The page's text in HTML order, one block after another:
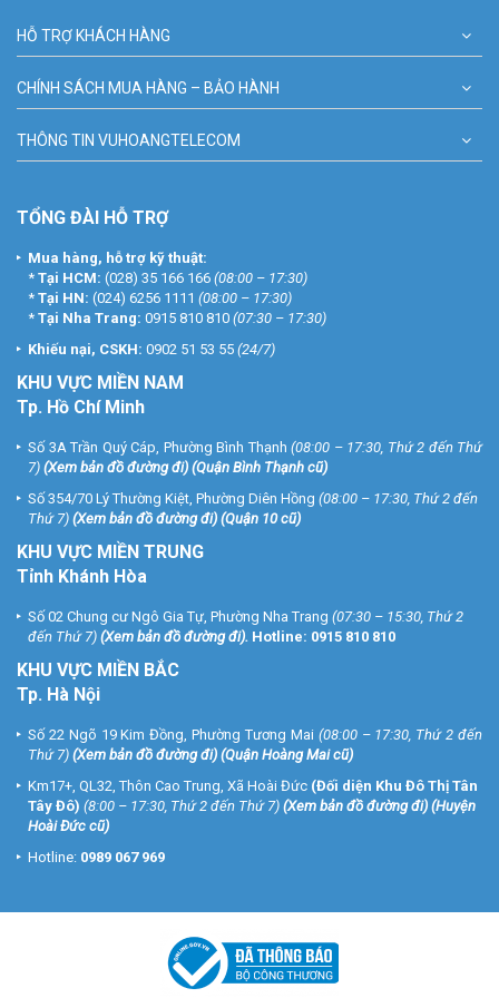
Khách hàng không nên mua những sản phẩm đó vì không kiểm tra
được chất lượng sản phẩm mình mua.
Quý khách hàng có nhu cầulắp đặt trọn bộ khóa cửa điện tử giá
rẻ giá rẻchính hãng, xin vui lòng liên hệ số Hotline 1900 9259 để
được tư vấn chu đáo nhất.
Website:https://vuhoangtelecom.vn/
Page Lắp Đặt Camera Quan Sát:
https://www.facebook.com/lapdatcameragiamsatvhs
HỖ TRỢ KHÁCH HÀNG
CHÍNH SÁCH MUA HÀNG – BẢO HÀNH
THÔNG TIN VUHOANGTELECOM
TỔNG ĐÀI HỖ TRỢ
Mua hàng, hỗ trợ kỹ thuật:
* Tại HCM: (028) 35 166 166 (08:00 – 17:30)
* Tại HN: (024) 6256 1111 (08:00 – 17:30)
* Tại Nha Trang: 0915 810 810 (07:30 – 17:30)
Khiếu nại, CSKH: 0902 51 53 55 (24/7)
KHU VỰC MIỀN NAM
Tp. Hồ Chí Minh
Số 3A Trần Quý Cáp, Phường Bình Thạnh (08:00 – 17:30, Thứ 2 đến Thứ
7) (Xem bản đồ đường đi) (Quận Bình Thạnh cũ)
Số 354/70 Lý Thường Kiệt, Phường Diên Hồng (08:00 – 17:30, Thứ 2 đến
Thứ 7) (Xem bản đồ đường đi) (Quận 10 cũ)
KHU VỰC MIỀN TRUNG
Tỉnh Khánh Hòa
Số 02 Chung cư Ngô Gia Tự, Phường Nha Trang (07:30 – 15:30, Thứ 2
đến Thứ 7) (Xem bản đồ đường đi). Hotline: 0915 810 810
KHU VỰC MIỀN BẮC
Tp. Hà Nội
Số 22 Ngõ 19 Kim Đồng, Phường Tương Mai (08:00 – 17:30, Thứ 2 đến
Thứ 7) (Xem bản đồ đường đi) (Quận Hoàng Mai cũ)
Km17+, QL32, Thôn Cao Trung, Xã Hoài Đức (Đối diện Khu Đô Thị Tân
Tây Đô) (8:00 – 17:30, Thứ 2 đến Thứ 7) (Xem bản đồ đường đi) (Huyện
Hoài Đức cũ)
Hotline: 0989 067 969